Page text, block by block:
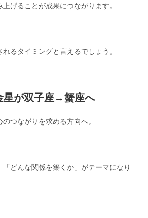
げることが成果につながります。
れるタイミングと言えるでしょう。
が双子座→蟹座へ
つながりを求める方向へ。
「どんな関係を築くか」がテーマになり